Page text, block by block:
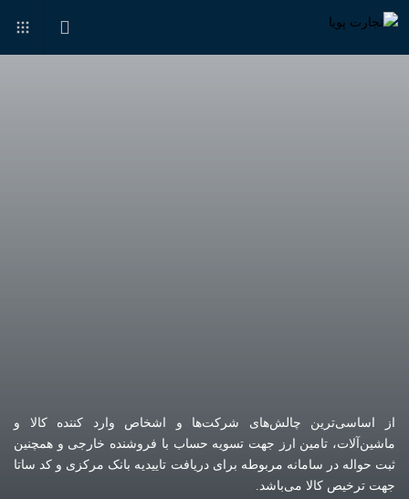
از اساسی‌ترین چالش‌های شرکت‌ها و اشخاص وارد کننده کالا و
ماشین‌آلات، تامین ارز جهت تسویه حساب با فروشنده خارجی و همچنین
ثبت حواله در سامانه مربوطه برای دریافت تاییدیه بانک مرکزی و کد ساتا
جهت ترخیص کالا می‌باشد.